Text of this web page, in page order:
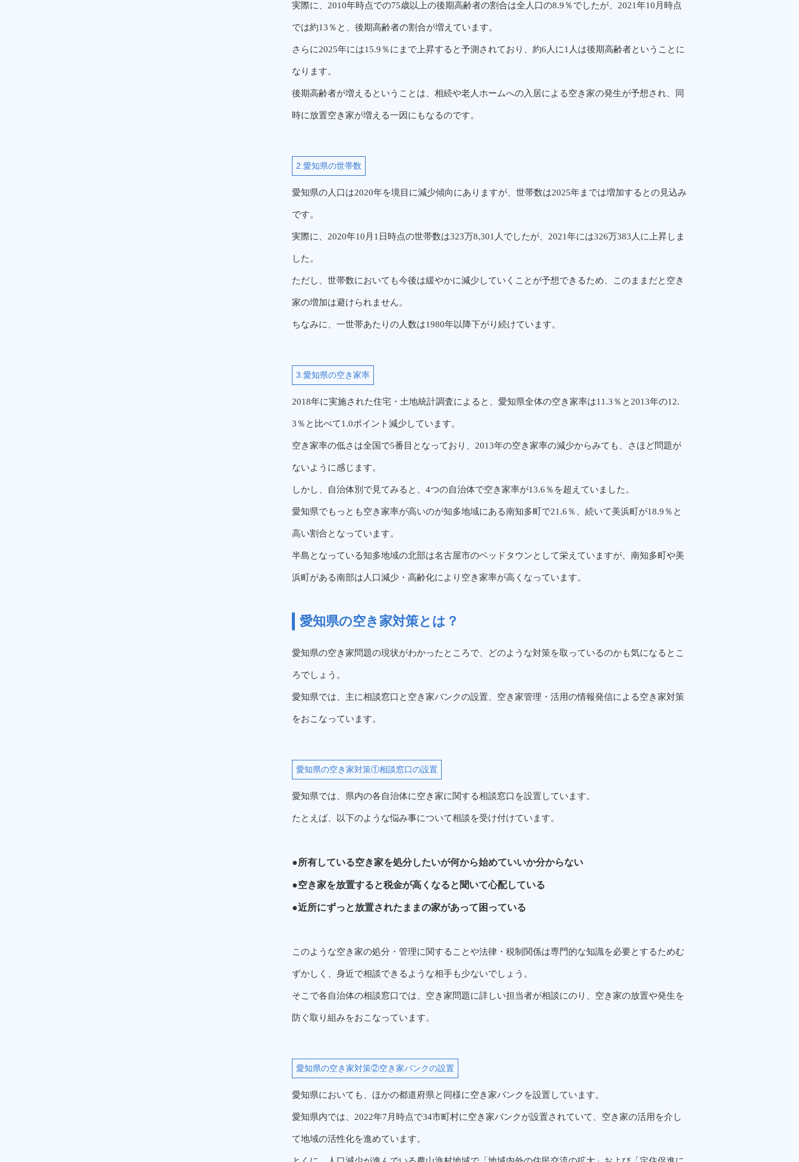
実際に、2010年時点での75歳以上の後期高齢者の割合は全人口の8.9％でしたが、2021年10月時点
では約13％と、後期高齢者の割合が増えています。
さらに2025年には15.9％にまで上昇すると予測されており、約6人に1人は後期高齢者ということに
なります。
後期高齢者が増えるということは、相続や老人ホームへの入居による空き家の発生が予想され、同
時に放置空き家が増える一因にもなるのです。
2.愛知県の世帯数
愛知県の人口は2020年を境目に減少傾向にありますが、世帯数は2025年までは増加するとの見込み
です。
実際に、2020年10月1日時点の世帯数は323万8,301人でしたが、2021年には326万383人に上昇しま
した。
ただし、世帯数においても今後は緩やかに減少していくことが予想できるため、このままだと空き
家の増加は避けられません。
ちなみに、一世帯あたりの人数は1980年以降下がり続けています。
3.愛知県の空き家率
2018年に実施された住宅・土地統計調査によると、愛知県全体の空き家率は11.3％と2013年の12.
3％と比べて1.0ポイント減少しています。
空き家率の低さは全国で5番目となっており、2013年の空き家率の減少からみても、さほど問題が
ないように感じます。
しかし、自治体別で見てみると、4つの自治体で空き家率が13.6％を超えていました。
愛知県でもっとも空き家率が高いのが知多地域にある南知多町で21.6％、続いて美浜町が18.9％と
高い割合となっています。
半島となっている知多地域の北部は名古屋市のベッドタウンとして栄えていますが、南知多町や美
浜町がある南部は人口減少・高齢化により空き家率が高くなっています。
愛知県の空き家対策とは？
愛知県の空き家問題の現状がわかったところで、どのような対策を取っているのかも気になるとこ
ろでしょう。
愛知県では、主に相談窓口と空き家バンクの設置、空き家管理・活用の情報発信による空き家対策
をおこなっています。
愛知県の空き家対策①相談窓口の設置
愛知県では、県内の各自治体に空き家に関する相談窓口を設置しています。
たとえば、以下のような悩み事について相談を受け付けています。
●所有している空き家を処分したいが何から始めていいか分からない
●空き家を放置すると税金が高くなると聞いて心配している
●近所にずっと放置されたままの家があって困っている
このような空き家の処分・管理に関することや法律・税制関係は専門的な知識を必要とするためむ
ずかしく、身近で相談できるような相手も少ないでしょう。
そこで各自治体の相談窓口では、空き家問題に詳しい担当者が相談にのり、空き家の放置や発生を
防ぐ取り組みをおこなっています。
愛知県の空き家対策②空き家バンクの設置
愛知県においても、ほかの都道府県と同様に空き家バンクを設置しています。
愛知県内では、2022年7月時点で34市町村に空き家バンクが設置されていて、空き家の活用を介し
て地域の活性化を進めています。